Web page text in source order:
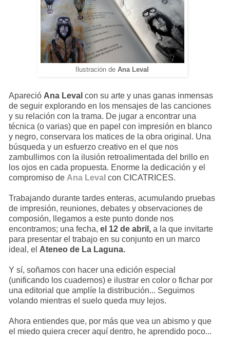
Ilustración deAna Leval
Apareció Ana Leval con su arte y unas ganas inmensas
de seguir explorando en los mensajes de las canciones
y su relación con la trama. De jugar a encontrar una
técnica (o varias) que en papel con impresión en blanco
y negro, conservara los matices de la obra original. Una
búsqueda y un esfuerzo creativo en el que nos
zambullimos con la ilusión retroalimentada del brillo en
los ojos en cada propuesta. Enorme la dedicación y el
compromiso de Ana Leval con CICATRICES.
Trabajando durante tardes enteras, acumulando pruebas
de impresión, reuniones, debates y observaciones de
composión, llegamos a este punto donde nos
encontramos; una fecha, el 12 de abril, a la que invitarte
para presentar el trabajo en su conjunto en un marco
ideal, el Ateneo de La Laguna.
Y sí, soñamos con hacer una edición especial
(unificando los cuadernos) e ilustrar en color o fichar por
una editorial que amplíe la distribución... Seguimos
volando mientras el suelo queda muy lejos.
Ahora entiendes que, por más que vea un abismo y que
el miedo quiera crecer aquí dentro, he aprendido poco...